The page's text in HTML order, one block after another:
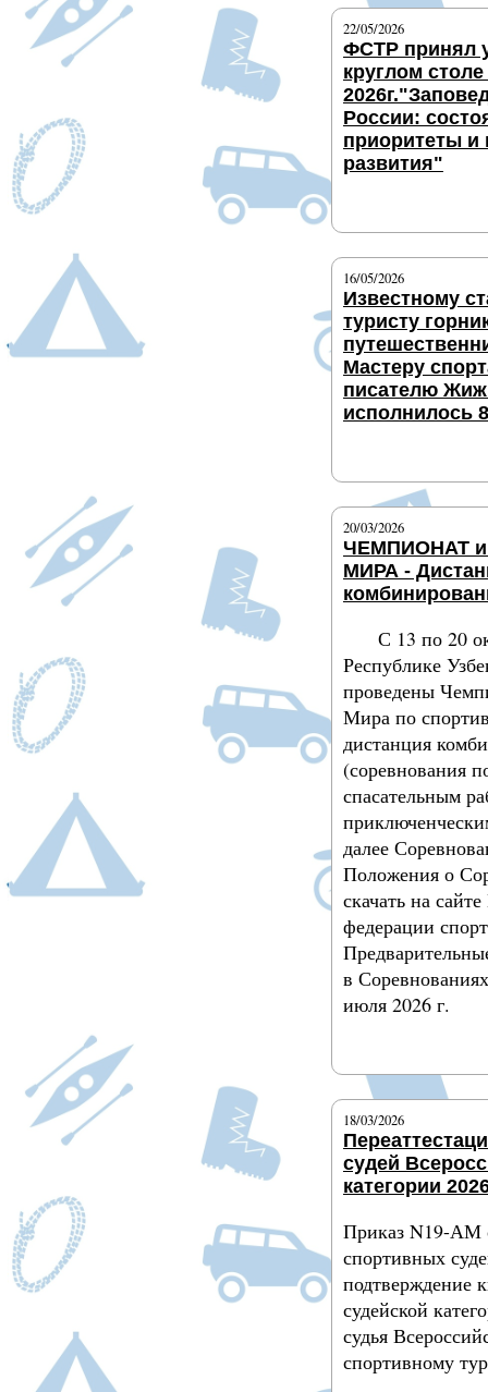
22/05/2026
ФСТР принял
круглом
России:
приоритеты и
развития"
16/05/2026
Известному
туристу
Мастеру
писателю
исполнилось
20/03/2026
ЧЕМПИОНАТ
МИРА -
С 13 по 20
Республике
проведены
Мира по
дистанция
(соревнования
спасательным
далее
Положения о
скачать на
федерации
в
июля 2026 г.
18/03/2026
судей
категории
Приказ N19-АМ
спортивных
подтверждение
судейской
судья
спортивному